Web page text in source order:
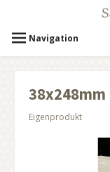
Navigation
Eigenprodukt